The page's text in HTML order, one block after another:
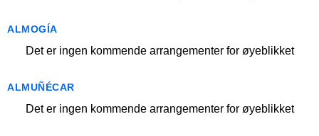
ALMOGÍA
Det er ingen kommende arrangementer for øyeblikket
ALMUÑÉCAR
Det er ingen kommende arrangementer for øyeblikket